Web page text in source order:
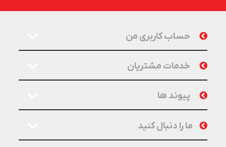
حساب کاربری من
خدمات مشتریان
پیوند ها
ما را دنبال کنید